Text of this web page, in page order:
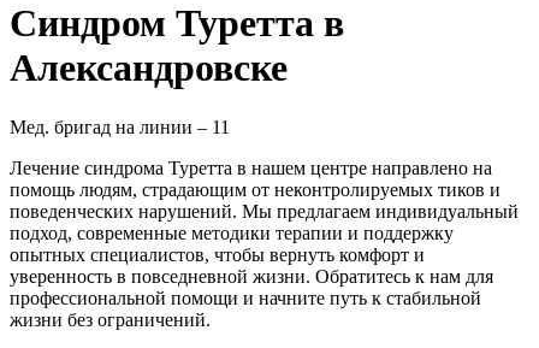
Синдром Туретта в
Александровске
Мед. бригад на линии – 11
Лечение синдрома Туретта в нашем центре направлено на
помощь людям, страдающим от неконтролируемых тиков и
поведенческих нарушений. Мы предлагаем индивидуальный
подход, современные методики терапии и поддержку
опытных специалистов, чтобы вернуть комфорт и
уверенность в повседневной жизни. Обратитесь к нам для
профессиональной помощи и начните путь к стабильной
жизни без ограничений.